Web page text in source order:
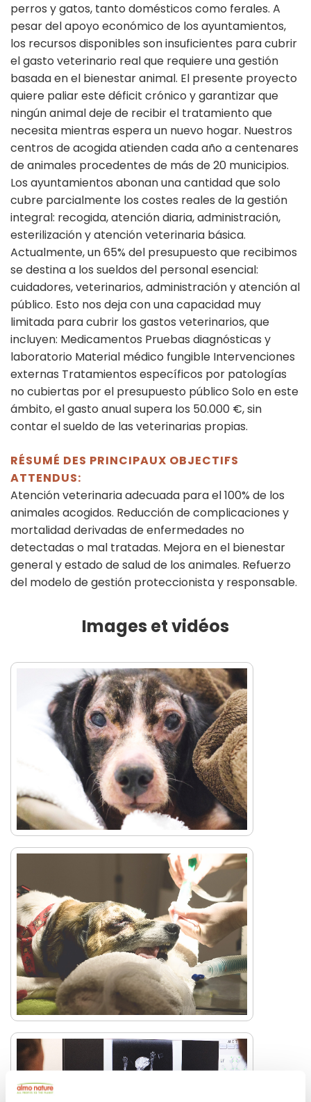
perros y gatos, tanto domésticos como ferales. A
pesar del apoyo económico de los ayuntamientos,
los recursos disponibles son insuficientes para cubrir
el gasto veterinario real que requiere una gestión
basada en el bienestar animal. El presente proyecto
quiere paliar este déficit crónico y garantizar que
ningún animal deje de recibir el tratamiento que
necesita mientras espera un nuevo hogar. Nuestros
centros de acogida atienden cada año a centenares
de animales procedentes de más de 20 municipios.
Los ayuntamientos abonan una cantidad que solo
cubre parcialmente los costes reales de la gestión
integral: recogida, atención diaria, administración,
esterilización y atención veterinaria básica.
Actualmente, un 65% del presupuesto que recibimos
se destina a los sueldos del personal esencial:
cuidadores, veterinarios, administración y atención al
público. Esto nos deja con una capacidad muy
limitada para cubrir los gastos veterinarios, que
incluyen: Medicamentos Pruebas diagnósticas y
laboratorio Material médico fungible Intervenciones
externas Tratamientos específicos por patologías
no cubiertas por el presupuesto público Solo en este
ámbito, el gasto anual supera los 50.000 €, sin
contar el sueldo de las veterinarias propias.
RÉSUMÉ DES PRINCIPAUX OBJECTIFS
ATTENDUS:
Atención veterinaria adecuada para el 100% de los
animales acogidos. Reducción de complicaciones y
mortalidad derivadas de enfermedades no
detectadas o mal tratadas. Mejora en el bienestar
general y estado de salud de los animales. Refuerzo
del modelo de gestión proteccionista y responsable.
Images et vidéos